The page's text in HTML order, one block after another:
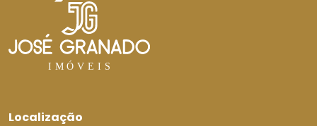
Localização